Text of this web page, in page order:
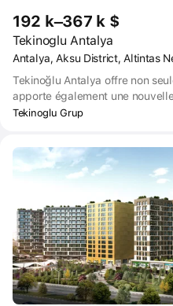
192 k–367 k $
Tekinoglu Antalya
Antalya, Aksu District, Altintas
Tekinoğlu Antalya offre non
apporte également une
compréhension du confort.
Tekinoglu Grup